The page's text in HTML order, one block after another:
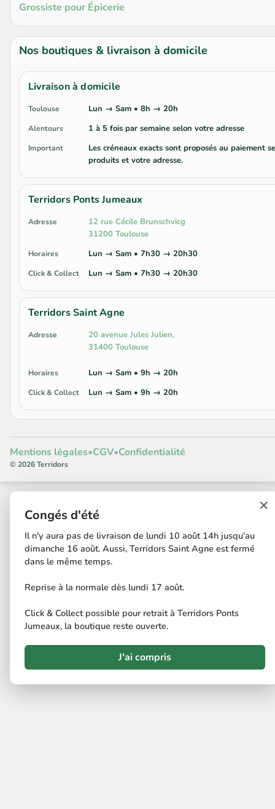
Grossiste pour Épicerie
Nos boutiques & livraison à domicile
Livraison à domicile
Toulouse Lun → Sam • 8h → 20h
Alentours 1 à 5 fois par semaine selon votre adresse
Important
Les créneaux exacts sont proposés au paiement
produits et votre adresse.
Terridors Ponts Jumeaux
Adresse
12 rue Cécile Brunschvicg
31200 Toulouse
Horaires Lun → Sam • 7h30 → 20h30
Click & Collect Lun → Sam • 7h30 → 20h30
Terridors Saint Agne
Adresse
20 avenue Jules Julien,
31400 Toulouse
Horaires Lun → Sam • 9h → 20h
Click & Collect Lun → Sam • 9h → 20h
Mentions légales•CGV•Confidentialité
© 2026 Terridors
×
Congés d'été
Il n'y aura pas de livraison de lundi 10 août 14h jusqu'au
dimanche 16 août. Aussi, Terridors Saint Agne est fermé
dans le même temps.
Reprise à la normale dès lundi 17 août.
Click & Collect possible pour retrait à Terridors Ponts
Jumeaux, la boutique reste ouverte.
J'ai compris